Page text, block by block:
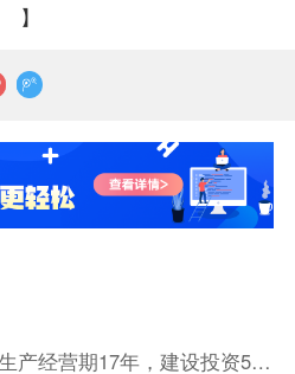
】
某建设项目建设期3年，生产经营期17年，建设投资5500万元